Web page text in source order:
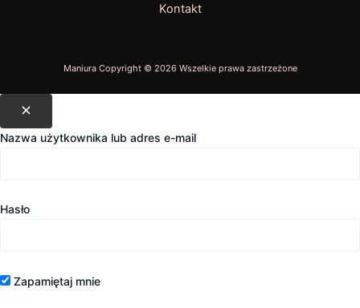
Kontakt
Nazwa użytkownika lub adres e-mail
Hasło
Zapamiętaj mnie